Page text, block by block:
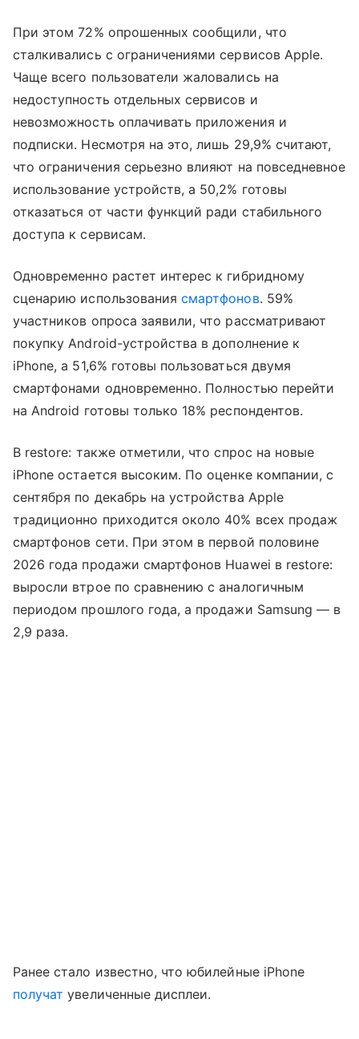
При этом 72% опрошенных сообщили, что
сталкивались с ограничениями сервисов Apple.
Чаще всего пользователи жаловались на
недоступность отдельных сервисов и
невозможность оплачивать приложения и
подписки. Несмотря на это, лишь 29,9% считают,
что ограничения серьезно влияют на повседневное
использование устройств, а 50,2% готовы
отказаться от части функций ради стабильного
доступа к сервисам.
Одновременно растет интерес к гибридному
сценарию использованиясмартфонов. 59%
участников опроса заявили, что рассматривают
покупку Android-устройства в дополнение к
iPhone, а 51,6% готовы пользоваться двумя
смартфонами одновременно. Полностью перейти
на Android готовы только 18% респондентов.
В restore: также отметили, что спрос на новые
iPhone остается высоким. По оценке компании, с
сентября по декабрь на устройства Apple
традиционно приходится около 40% всех продаж
смартфонов сети. При этом в первой половине
2026 года продажи смартфонов Huawei в restore:
выросли втрое по сравнению с аналогичным
периодом прошлого года, а продажи Samsung — в
2,9 раза.
Ранее стало известно, что юбилейные iPhone
получат увеличенные дисплеи.